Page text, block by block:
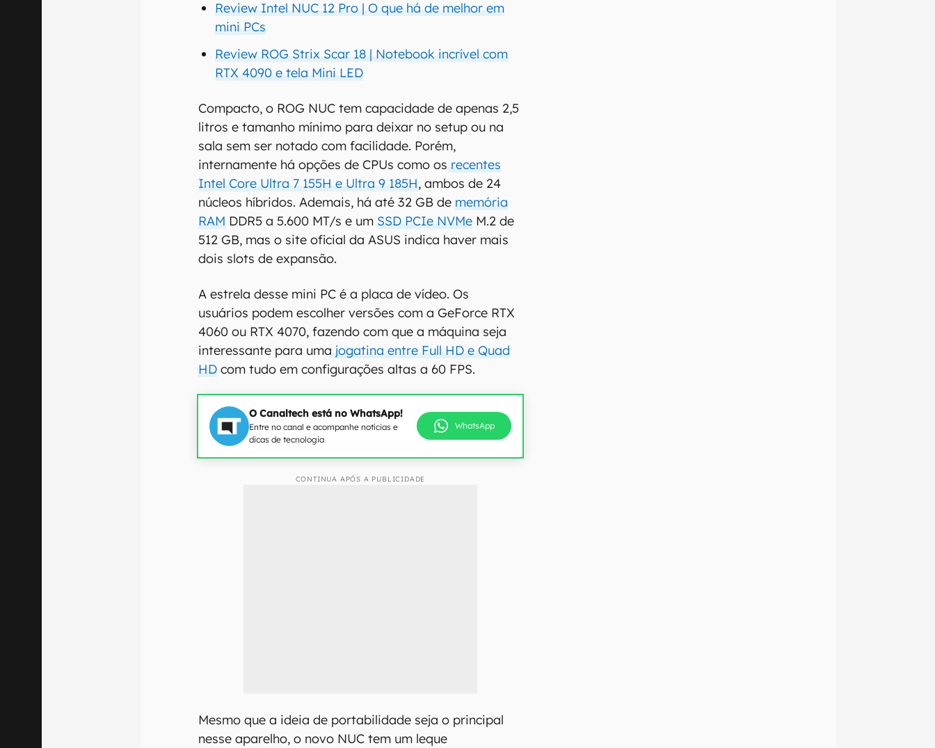
Review Intel NUC 12 Pro | O que há de melhor em
mini PCs
Review ROG Strix Scar 18 | Notebook incrível com
RTX 4090 e tela Mini LED
Compacto, o ROG NUC tem capacidade de apenas 2,5
litros e tamanho mínimo para deixar no setup ou na
sala sem ser notado com facilidade. Porém,
internamente há opções de CPUs como os recentes
Intel Core Ultra 7 155H e Ultra 9 185H, ambos de 24
núcleos híbridos. Ademais, há até 32 GB de memória
RAM DDR5 a 5.600 MT/s e um SSD PCIe NVMe M.2 de
512 GB, mas o site oficial da ASUS indica haver mais
dois slots de expansão.
A estrela desse mini PC é a placa de vídeo. Os
usuários podem escolher versões com a GeForce RTX
4060 ou RTX 4070, fazendo com que a máquina seja
interessante para uma jogatina entre Full HD e Quad
HD com tudo em configurações altas a 60 FPS.
O Canaltech está no WhatsApp!
Entre no canal e acompanhe notícias e
dicas de tecnologia
WhatsApp
CONTINUA APÓS A PUBLICIDADE
Mesmo que a ideia de portabilidade seja o principal
nesse aparelho, o novo NUC tem um leque